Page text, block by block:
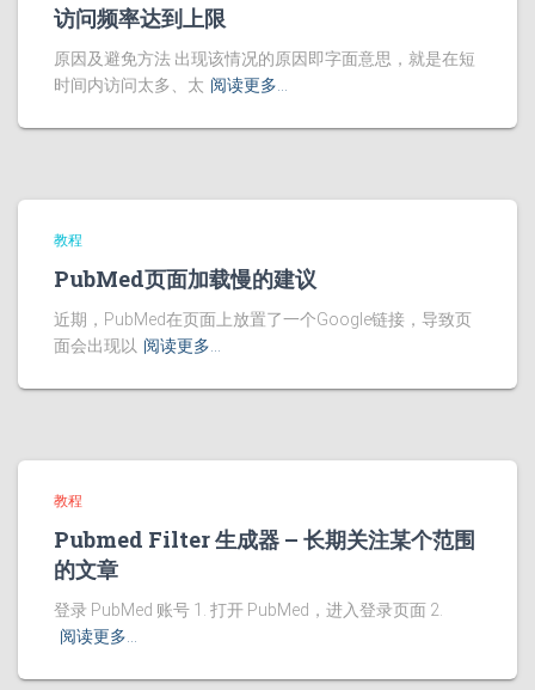
访问频率达到上限
原因及避免方法 出现该情况的原因即字面意思，就是在短
时间内访问太多、太 阅读更多…
教程
PubMed页面加载慢的建议
近期，PubMed在页面上放置了一个Google链接，导致页
面会出现以 阅读更多…
教程
Pubmed Filter 生成器 – 长期关注某个范围
的文章
登录 PubMed 账号 1. 打开 PubMed，进入登录页面 2.
阅读更多…